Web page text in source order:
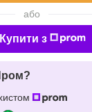
або
Купити з